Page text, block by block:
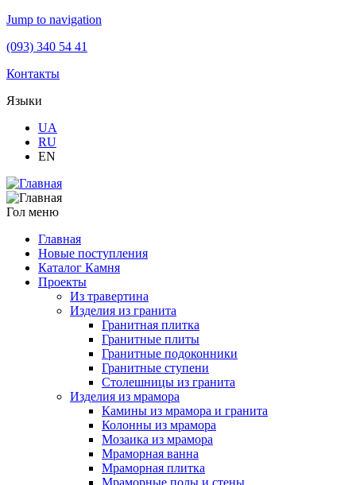
Jump to navigation
(093) 340 54 41
Контакты
Языки
UA
RU
EN
Гол меню
Главная
Новые поступления
Каталог Камня
Проекты
Из травертина
Изделия из гранита
Гранитная плитка
Гранитные плиты
Гранитные подоконники
Гранитные ступени
Столешницы из гранита
Изделия из мрамора
Камины из мрамора и гранита
Колонны из мрамора
Мозаика из мрамора
Мраморная ванна
Мраморная плитка
Мраморные полы и стены